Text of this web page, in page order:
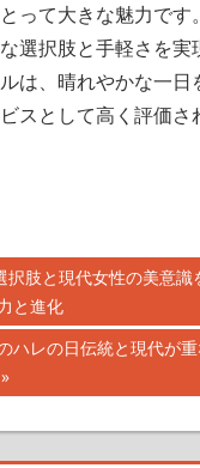
って大きな魅力です
選択肢と手軽さを実
は、晴れやかな一日
スとして高く評価さ
択肢と現代女性の美意識
と進化
ハレの日伝統と現代が